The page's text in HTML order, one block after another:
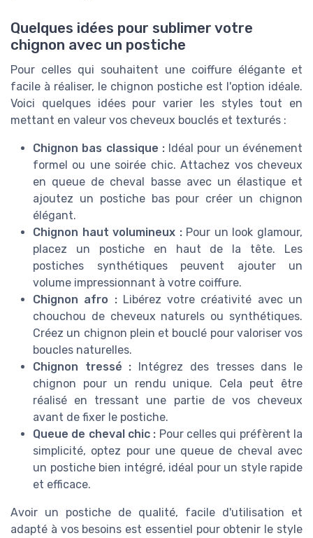
Quelques idées pour sublimer votre
chignon avec un postiche
Pour celles qui souhaitent une coiffure élégante et
facile à réaliser, le chignon postiche est l'option idéale.
Voici quelques idées pour varier les styles tout en
mettant en valeur vos cheveux bouclés et texturés :
Chignon bas classique :Idéal pour un événement
formel ou une soirée chic. Attachez vos cheveux
en queue de cheval basse avec un élastique et
ajoutez un postiche bas pour créer un chignon
élégant.
Chignon haut volumineux :Pour un look glamour,
placez un postiche en haut de la tête. Les
postiches synthétiques peuvent ajouter un
volume impressionnant à votre coiffure.
Chignon afro :Libérez votre créativité avec un
chouchou de cheveux naturels ou synthétiques.
Créez un chignon plein et bouclé pour valoriser vos
boucles naturelles.
Chignon tressé : Intégrez des tresses dans le
chignon pour un rendu unique. Cela peut être
réalisé en tressant une partie de vos cheveux
avant de fixer le postiche.
Queue de cheval chic : Pour celles qui préfèrent la
simplicité, optez pour une queue de cheval avec
un postiche bien intégré, idéal pour un style rapide
et efficace.
Avoir un postiche de qualité, facile d'utilisation et
adapté à vos besoins est essentiel pour obtenir le style